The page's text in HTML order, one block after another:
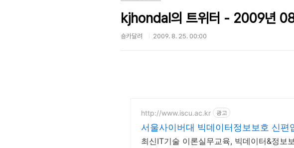
kjhondal의 트위터 - 2009년
숑카달려 2009. 8. 25. 00:00
http://www.iscu.ac.kr 광고
서울사이버대 빅데이터정보보호 신편
최신IT기술 이론실무교육, 빅데이터&정보